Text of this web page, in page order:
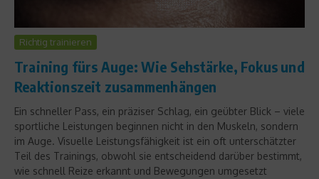
Richtig trainieren
Training fürs Auge: Wie Sehstärke, Fokus und
Reaktionszeit zusammenhängen
Ein schneller Pass, ein präziser Schlag, ein geübter Blick – viele
sportliche Leistungen beginnen nicht in den Muskeln, sondern
im Auge. Visuelle Leistungsfähigkeit ist ein oft unterschätzter
Teil des Trainings, obwohl sie entscheidend darüber bestimmt,
wie schnell Reize erkannt und Bewegungen umgesetzt